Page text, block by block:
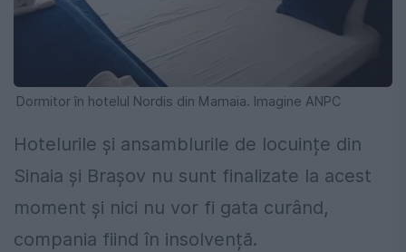
Dormitor în hotelul Nordis din Mamaia. Imagine ANPC
Hotelurile și ansamblurile de locuințe din
Sinaia și Brașov nu sunt finalizate la acest
moment și nici nu vor fi gata curând,
compania fiind în insolvență.